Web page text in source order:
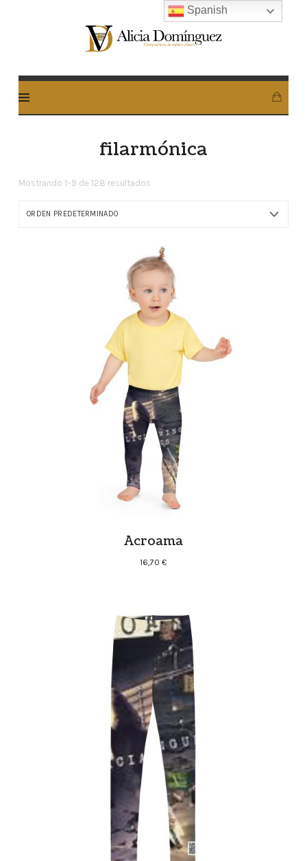
Alicia
Dominguez
filarmónica
Mostrando 1–9 de 128 resultados
Acroama
16,70€
Spanish